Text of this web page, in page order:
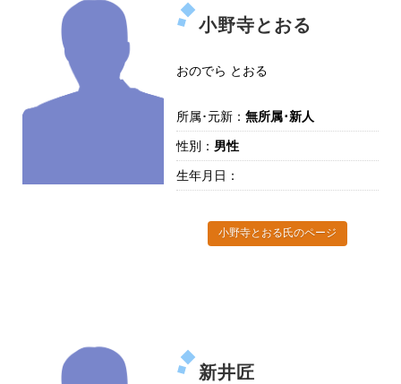
小野寺とおる
おのでら とおる
所属･元新： 無所属･新人
性別： 男性
生年月日：
小野寺とおる氏のページ
新井匠